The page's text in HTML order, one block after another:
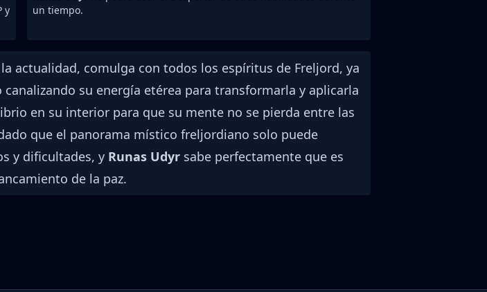
y
un tiempo.
actualidad, comulga con todos los espíritus de Freljord, ya
su energía etérea para transformarla y aplicarla
en su interior para que su mente no se pierda entre las
que el panorama místico freljordiano solo puede
y dificultades, y Runas Udyr sabe perfectamente que es
de la paz.